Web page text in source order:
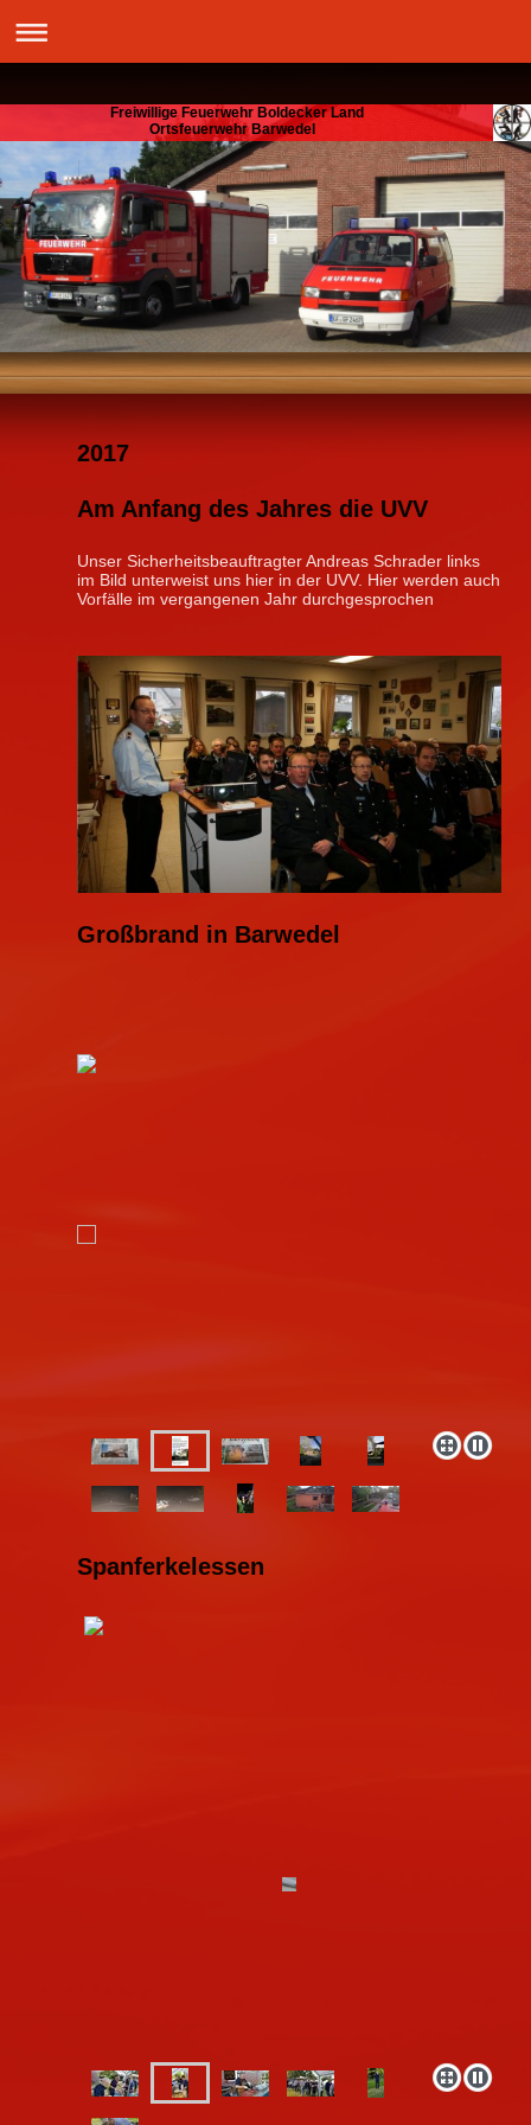
Freiwillige Feuerwehr Boldecker Land
Ortsfeuerwehr Barwedel
2017
Am Anfang des Jahres die UVV
Unser Sicherheitsbeauftragter Andreas Schrader links
im Bild unterweist uns hier in der UVV. Hier werden auch
Vorfälle im vergangenen Jahr durchgesprochen
Großbrand in Barwedel
Spanferkelessen